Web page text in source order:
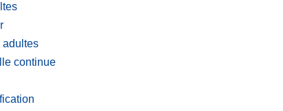
adultes
continue